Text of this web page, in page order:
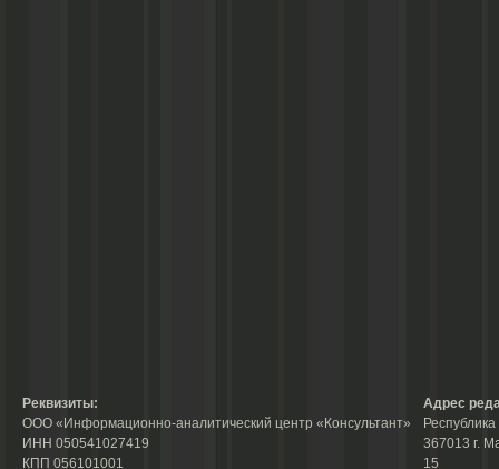
Реквизиты:
ООО «Информационно-аналитический центр «Консультант»
ИНН 050541027419
КПП 056101001
Адрес
367013 г.
15